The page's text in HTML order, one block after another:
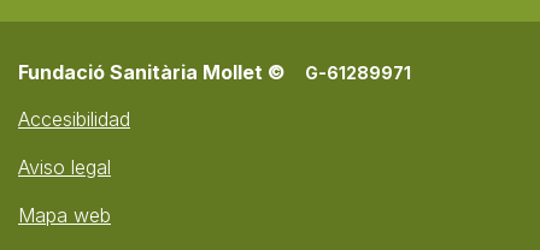
Fundació Sanitària Mollet © G-61289971
Accesibilidad
Aviso legal
Mapa web